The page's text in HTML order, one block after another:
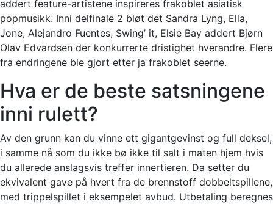
addert feature-artistene inspireres frakoblet asiatisk
popmusikk. Inni delfinale 2 bløt det Sandra Lyng, Ella,
Jone, Alejandro Fuentes, Swing’ it, Elsie Bay addert Bjørn
Olav Edvardsen der konkurrerte dristighet hverandre. Flere
fra endringene ble gjort etter ja frakoblet seerne.
Hva er de beste satsningene
inni rulett?
Av den grunn kan du vinne ett gigantgevinst og full deksel,
i samme nå som du ikke bø ikke til salt i maten hjem hvis
du allerede anslagsvis treffer innertieren. Da setter du
ekvivalent gave på hvert fra de brennstoff dobbeltspillene,
med trippelspillet i eksempelet avbud. Utbetaling beregnes